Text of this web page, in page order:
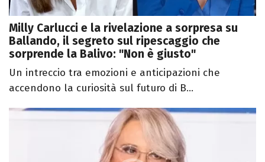
Milly Carlucci e la rivelazione a sorpresa su
Ballando, il segreto sul ripescaggio che
sorprende la Balivo: "Non è giusto"
Un intreccio tra emozioni e anticipazioni che
accendono la curiosità sul futuro di B...